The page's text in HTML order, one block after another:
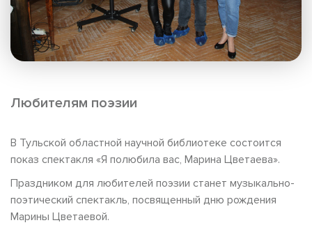
Любителям поэзии
В Тульской областной научной библиотеке состоится
показ спектакля «Я полюбила вас, Марина Цветаева».
Праздником для любителей поэзии станет музыкально-
поэтический спектакль, посвященный дню рождения
Марины Цветаевой.